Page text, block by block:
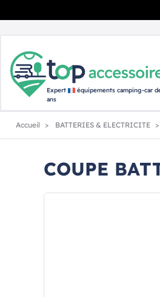
Expert
équipements camping-car
ans
Accueil BATTERIES & ELECTRICITE
COUPE